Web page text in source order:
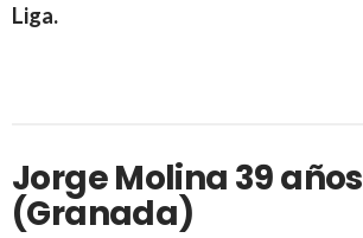
Liga.
Jorge Molina 39 años
(Granada)